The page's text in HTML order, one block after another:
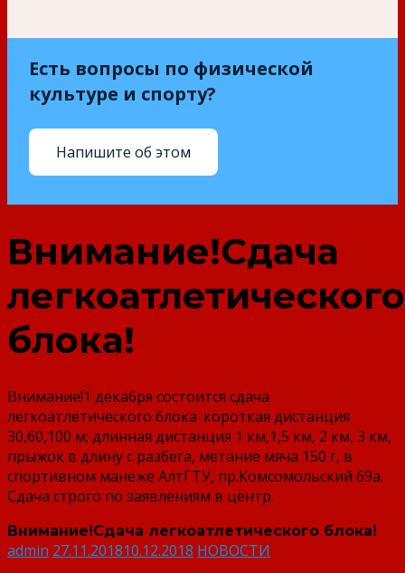
Есть вопросы по физической
культуре и спорту?
Напишите об этом
Внимание!Cдача
легкоатлетического
блока!
Внимание!1 декабря состоится сдача
легкоатлетического блока :короткая дистанция
30,60,100 м; длинная дистанция 1 км,1,5 км, 2 км, 3 км,
прыжок в длину с разбега, метание мяча 150 г, в
спортивном манеже АлтГТУ, пр.Комсомольский 69а.
Сдача строго по заявлениям в центр.
Внимание!Cдача легкоатлетического блока!
admin 27.11.201810.12.2018 НОВОСТИ